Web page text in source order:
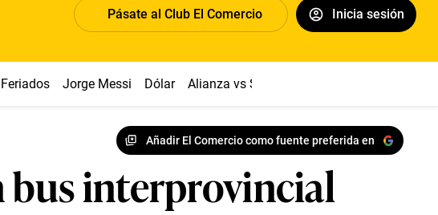
Pásate al Club El Comercio Inicia sesión
Feriados Jorge Messi Dólar Alianza vs Sport Boys
Añadir El Comercio como fuente preferida en
bus interprovincial